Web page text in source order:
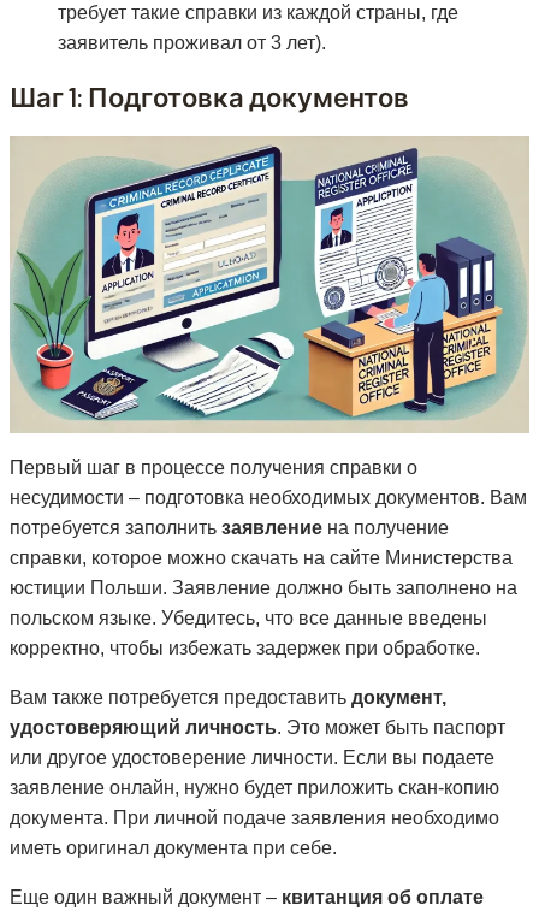
требует такие справки из каждой страны, где
заявитель проживал от 3 лет).
Шаг 1: Подготовка документов
Первый шаг в процессе получения справки о
несудимости – подготовка необходимых документов. Вам
потребуется заполнить заявление на получение
справки, которое можно скачать на сайте Министерства
юстиции Польши. Заявление должно быть заполнено на
польском языке. Убедитесь, что все данные введены
корректно, чтобы избежать задержек при обработке.
Вам также потребуется предоставить документ,
удостоверяющий личность. Это может быть паспорт
или другое удостоверение личности. Если вы подаете
заявление онлайн, нужно будет приложить скан-копию
документа. При личной подаче заявления необходимо
иметь оригинал документа при себе.
Еще один важный документ – квитанция об оплате